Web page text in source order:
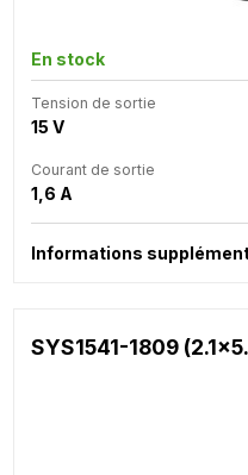
En stock
Tension de sortie
15 V
Courant de sortie
1,6 A
Informations
SYS1541-1809